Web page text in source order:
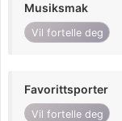
Musiksmak
Vil fortelle deg
Favorittsporter
Vil fortelle deg